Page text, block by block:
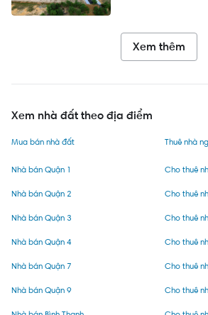
Xem thêm
Xem nhà đất theo địa điểm
Mua bán nhà đất
Nhà bán Quận 1
Nhà bán Quận 2
Nhà bán Quận 3
Nhà bán Quận 4
Nhà bán Quận 7
Nhà bán Quận 9
Thuê nhà
Cho thuê
Cho thuê
Cho thuê
Cho thuê
Cho thuê
Cho thuê